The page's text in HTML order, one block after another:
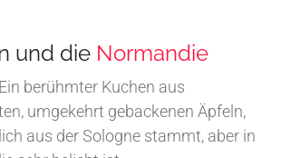
und die Normandie
berühmter Kuchen aus
umgekehrt gebackenen Äpfeln,
aus der Sologne stammt, aber in